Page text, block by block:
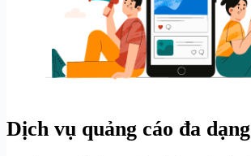
Dịch vụ quảng cáo đa dạng